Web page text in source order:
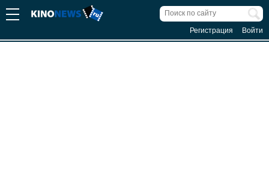
Регистрация Войти